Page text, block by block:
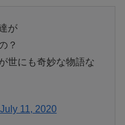
が
？
世にも奇妙な物語な
July 11, 2020